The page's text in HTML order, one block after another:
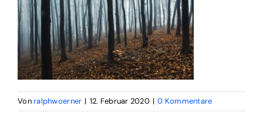
Vonralphwoerner | 12. Februar 2020 | 0 Kommentare